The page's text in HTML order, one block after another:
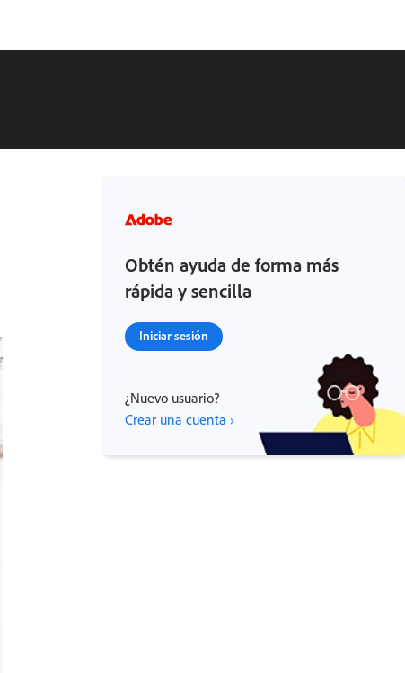
Obtén ayuda de forma más
rápida y sencilla
Iniciar sesión
¿Nuevo usuario?
Crear una cuenta ›